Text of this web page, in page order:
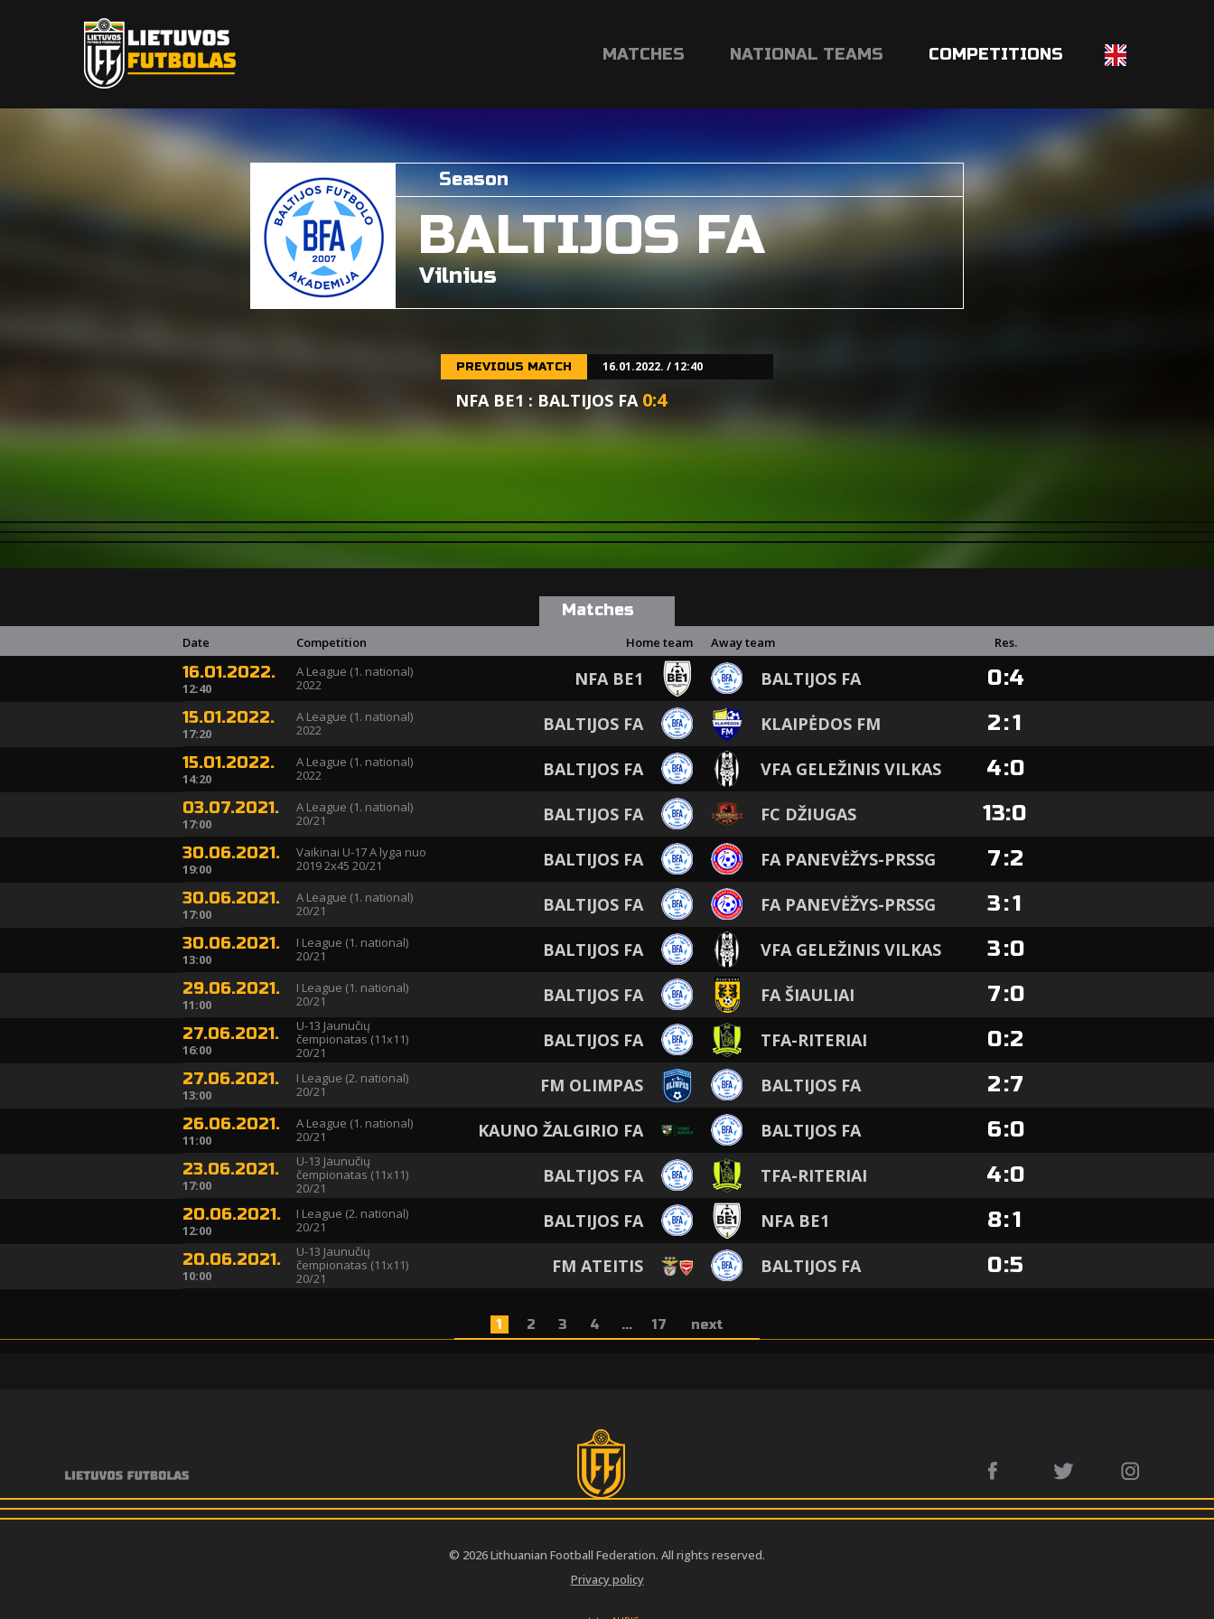
MATCHES NATIONAL TEAMS COMPETITIONS
Season
BALTIJOS FA
Vilnius
PREVIOUS MATCH 16.01.2022. / 12:40
NFA BE1 : BALTIJOS FA 0:4
Matches
Date Competition Home team Away team Res.
16.01.2022.
12:40
A League (1. national)
2022
NFA BE1 BALTIJOS FA 0:4
15.01.2022.
17:20
A League (1. national)
2022
BALTIJOS FA KLAIPĖDOS FM 2:1
15.01.2022.
14:20
A League (1. national)
2022
BALTIJOS FA VFA GELEŽINIS VILKAS 4:0
03.07.2021.
17:00
A League (1. national)
20/21
BALTIJOS FA FC DŽIUGAS 13:0
30.06.2021.
19:00
Vaikinai U-17 A lyga nuo
2019 2x45 20/21
BALTIJOS FA FA PANEVĖŽYS-PRSSG 7:2
30.06.2021.
17:00
A League (1. national)
20/21
BALTIJOS FA FA PANEVĖŽYS-PRSSG 3:1
30.06.2021.
13:00
I League (1. national)
20/21
BALTIJOS FA VFA GELEŽINIS VILKAS 3:0
29.06.2021.
11:00
I League (1. national)
20/21
BALTIJOS FA FA ŠIAULIAI 7:0
27.06.2021.
16:00
U-13 Jaunučių
čempionatas (11x11)
20/21
BALTIJOS FA TFA-RITERIAI 0:2
27.06.2021.
13:00
I League (2. national)
20/21
FM OLIMPAS BALTIJOS FA 2:7
26.06.2021.
11:00
A League (1. national)
20/21
KAUNO ŽALGIRIO FA BALTIJOS FA 6:0
23.06.2021.
17:00
U-13 Jaunučių
čempionatas (11x11)
20/21
BALTIJOS FA TFA-RITERIAI 4:0
20.06.2021.
12:00
I League (2. national)
20/21
BALTIJOS FA NFA BE1 8:1
20.06.2021.
10:00
U-13 Jaunučių
čempionatas (11x11)
20/21
FM ATEITIS BALTIJOS FA 0:5
1 2 3 4 ... 17 next
© 2026 Lithuanian Football Federation. All rights reserved.
Privacy policy